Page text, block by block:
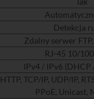
Detekcja
Zdalny serwer
RJ-45 10/
IPv4 / IPv6 (DHCP
HTTP, TCP/IP, UDP/IP,
PPoE, Unicast,